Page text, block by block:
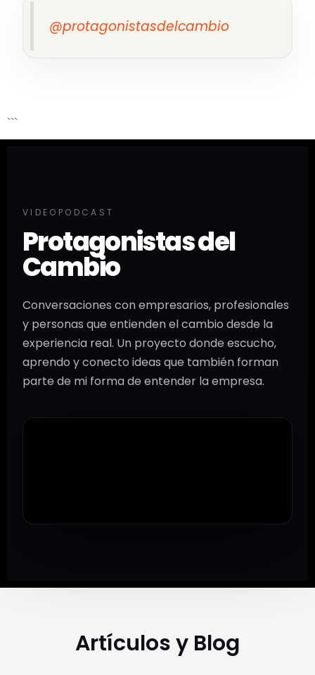
@protagonistasdelcambio
```
VIDEOPODCAST
Protagonistas del
Cambio
Conversaciones con empresarios, profesionales
y personas que entienden el cambio desde la
experiencia real. Un proyecto donde escucho,
aprendo y conecto ideas que también forman
parte de mi forma de entender la empresa.
Artículos y Blog